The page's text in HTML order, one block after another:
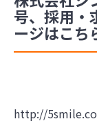
号、採用・
ージはこち
http://